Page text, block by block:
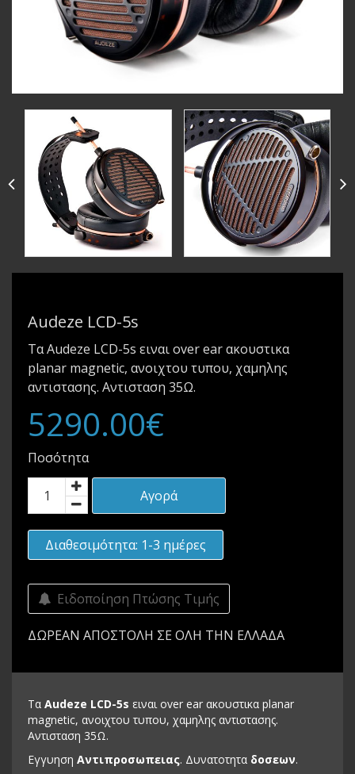
Audeze LCD-5s
Τα Audeze LCD-5s ειναι over ear ακουστικα
planar magnetic, ανοιχτου τυπου, χαμηλης
αντιστασης. Αντισταση 35Ω.
5290.00€
Ποσότητα
Αγορά
Διαθεσιμότητα: 1-3 ημέρες
Ειδοποίηση Πτώσης Τιμής
ΔΩΡΕΑΝ ΑΠΟΣΤΟΛΗ ΣΕ ΟΛΗ ΤΗΝ ΕΛΛΑΔΑ
Τα Audeze LCD-5s ειναι over ear ακουστικα planar
magnetic, ανοιχτου τυπου, χαμηλης αντιστασης.
Αντισταση 35Ω.
Εγγυηση Αντιπροσωπειας. Δυνατοτητα δοσεων.